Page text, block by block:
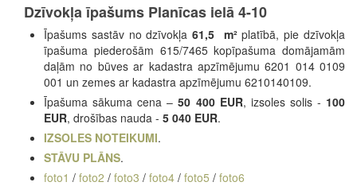
Dzīvokļa īpašums Planīcas ielā 4-10
Īpašums sastāv no dzīvokļa61,5 m²platībā, pie dzīvokļa
īpašuma piederošām 615/7465 kopīpašuma domājamām
daļām no būves ar kadastra apzīmējumu 6201 014 0109
001 un zemes ar kadastra apzīmējumu 6210140109.
Īpašuma sākuma cena –50 400 EUR, izsoles solis - 100
EUR, drošības nauda - 5 040 EUR.
IZSOLES NOTEIKUMI.
STĀVU PLĀNS.
foto1 / foto2 / foto3 / foto4 / foto5 / foto6